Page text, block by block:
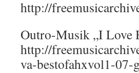
http://
Outro-Musik „I Love
http://
va-bestofahxvol1-